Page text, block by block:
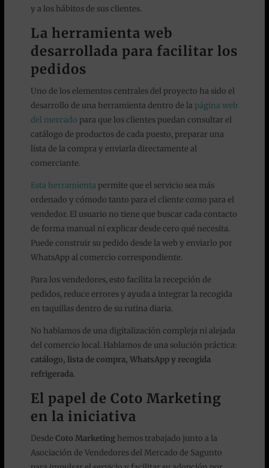
y a los hábitos de sus clientes.
La herramienta web
desarrollada para facilitar los
pedidos
Uno de los elementos centrales del proyecto ha sido el
desarrollo de una herramienta dentro de la página web
del mercado para que los clientes puedan consultar el
catálogo de productos de cada puesto, preparar una
lista de la compra y enviarla directamente al
comerciante.
Esta herramienta permite que el servicio sea más
ordenado y cómodo tanto para el cliente como para el
vendedor. El usuario no tiene que buscar cada contacto
de forma manual ni explicar desde cero qué necesita.
Puede construir su pedido desde la web y enviarlo por
WhatsApp al comercio correspondiente.
Para los vendedores, esto facilita la recepción de
pedidos, reduce errores y ayuda a integrar la recogida
en taquillas dentro de su rutina diaria.
No hablamos de una digitalización compleja ni alejada
del comercio local. Hablamos de una solución práctica:
catálogo, lista de compra, WhatsApp y recogida
refrigerada.
El papel de Coto Marketing
en la iniciativa
Desde Coto Marketinghemos trabajado junto a la
Asociación de Vendedores del Mercado de Sagunto